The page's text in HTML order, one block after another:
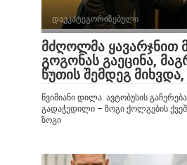
დაუკატეგორიზებული
მძღოლმა ყავარჯნით
გოგონას გაეცინა,
წუთის შემდეგ მიხვდა,
წვიმიანი დილა. ავტობუსის
გადაჭედილი – ზოგი ქოლგების
ზოგი